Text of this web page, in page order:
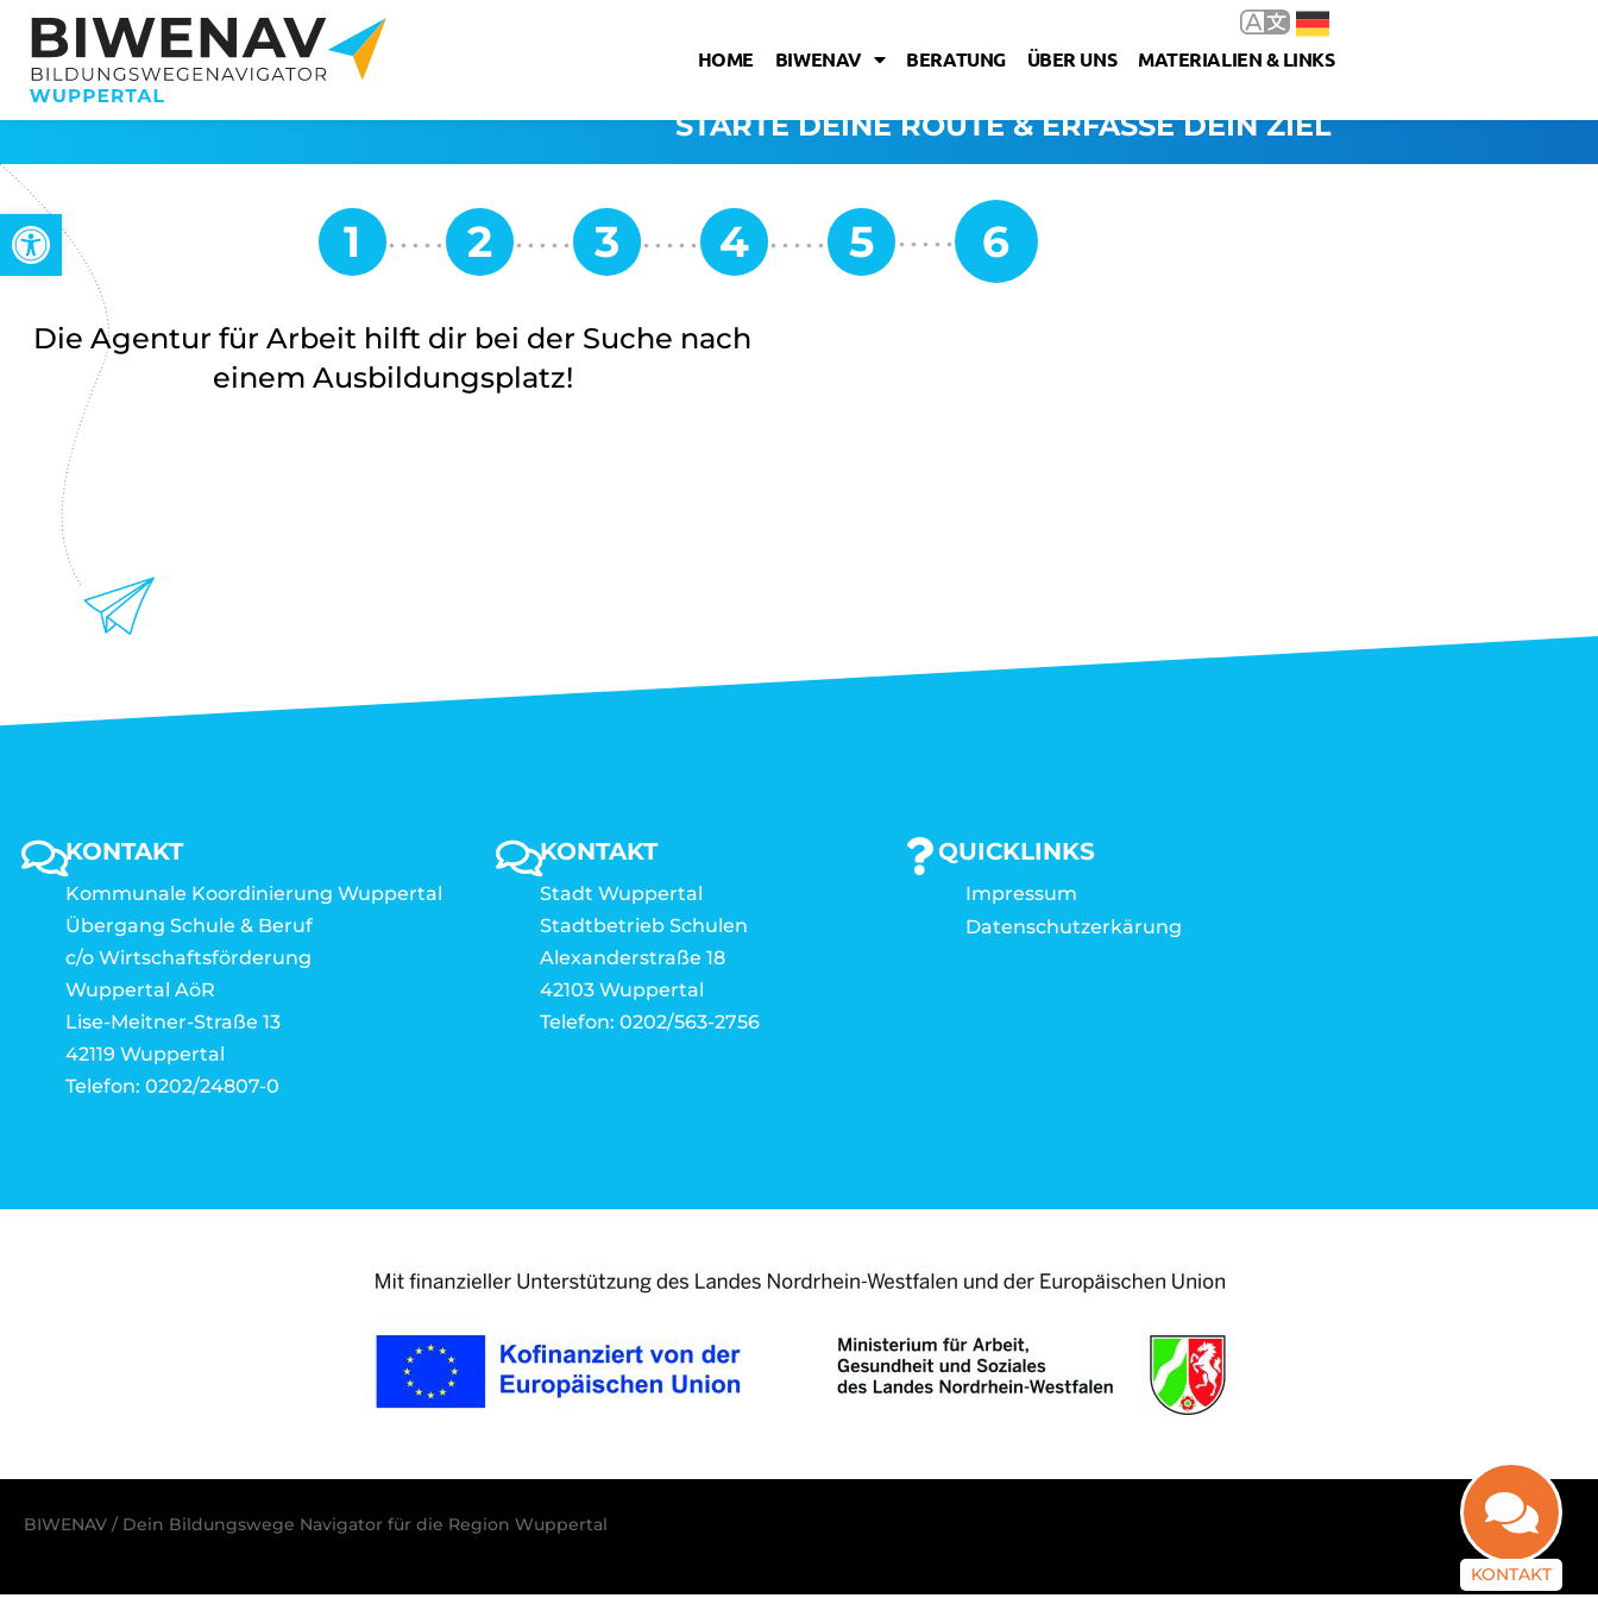
Werkzeugleiste öffnen
HOME BIWENAV BERATUNG ÜBER UNS MATERIALIEN & LINKS
STARTE DEINE ROUTE & ERFASSE DEIN ZIEL
Die Agentur für Arbeit hilft dir bei der Suche nach
einem Ausbildungsplatz!
KONTAKT
Kommunale Koordinierung Wuppertal
Übergang Schule & Beruf
c/o Wirtschaftsförderung
Wuppertal AöR
Lise-Meitner-Straße 13
42119 Wuppertal
Telefon: 0202/24807-0
KONTAKT
Stadt Wuppertal
Stadtbetrieb Schulen
Alexanderstraße 18
42103 Wuppertal
Telefon: 0202/563-2756
QUICKLINKS
Impressum
Datenschutzerkärung
BIWENAV / Dein Bildungswege Navigator für die Region Wuppertal
KONTAKT